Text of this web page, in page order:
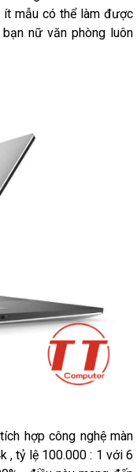
ít mẫu có thể làm được
nữ văn phòng luôn
hợp công nghệ màn
, tỷ lệ 100.000 : 1 với 6